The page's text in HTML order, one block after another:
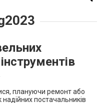
плануючи ремонт або
постачальників